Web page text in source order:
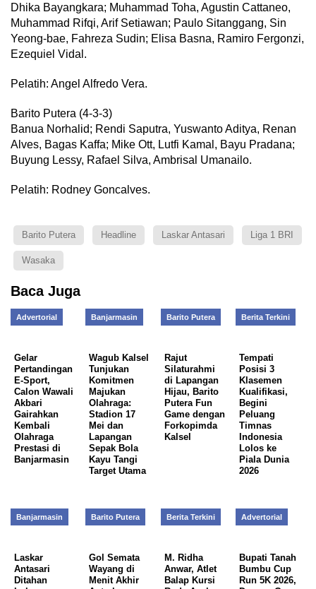
Dhika Bayangkara; Muhammad Toha, Agustin Cattaneo,
Muhammad Rifqi, Arif Setiawan; Paulo Sitanggang, Sin
Yeong-bae, Fahreza Sudin; Elisa Basna, Ramiro Fergonzi,
Ezequiel Vidal.
Pelatih: Angel Alfredo Vera.
Barito Putera (4-3-3)
Banua Norhalid; Rendi Saputra, Yuswanto Aditya, Renan
Alves, Bagas Kaffa; Mike Ott, Lutfi Kamal, Bayu Pradana;
Buyung Lessy, Rafael Silva, Ambrisal Umanailo.
Pelatih: Rodney Goncalves.
Barito Putera Headline Laskar Antasari Liga 1 BRI
Wasaka
Baca Juga
Advertorial
Gelar
Pertandingan
E-Sport,
Calon Wawali
Akbari
Gairahkan
Kembali
Olahraga
Prestasi di
Banjarmasin
Banjarmasin
Wagub Kalsel
Tunjukan
Komitmen
Majukan
Olahraga:
Stadion 17
Mei dan
Lapangan
Sepak Bola
Kayu Tangi
Target Utama
Barito Putera
Rajut
Silaturahmi
di Lapangan
Hijau, Barito
Putera Fun
Game dengan
Forkopimda
Kalsel
Berita Terkini
Tempati
Posisi 3
Klasemen
Kualifikasi,
Begini
Peluang
Timnas
Indonesia
Lolos ke
Piala Dunia
2026
Banjarmasin
Laskar
Antasari
Ditahan
Barito Putera
Gol Semata
Wayang di
Menit Akhir
Berita Terkini
M. Ridha
Anwar, Atlet
Balap Kursi
Advertorial
Bupati Tanah
Bumbu Cup
Run 5K 2026,